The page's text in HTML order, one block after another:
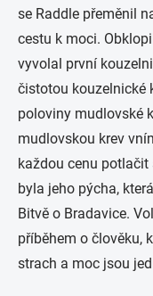
se Raddle přeměnil
cestu k moci.
vyvolal první
čistotou kouzelnické
poloviny mudlovské
mudlovskou krev
každou cenu
byla jeho pýcha,
Bitvě o Bradavice.
příběhem o člověku,
strach a moc jsou